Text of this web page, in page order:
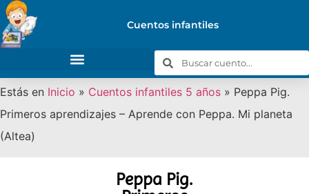
Cuentos infantiles
Estás en Inicio » Cuentos infantiles 5 años » Peppa Pig.
Primeros aprendizajes – Aprende con Peppa. Mi planeta
(Altea)
Peppa Pig.